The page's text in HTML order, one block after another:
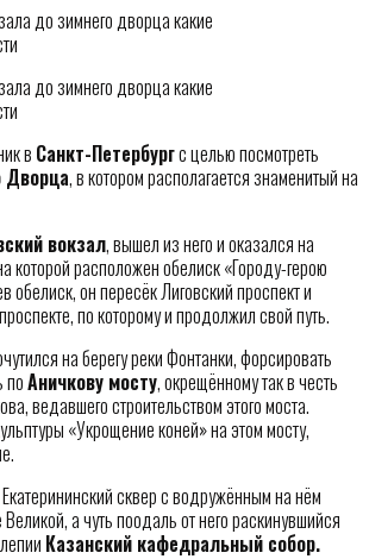
в Санкт-Петербургс целью посмотреть
Дворца, в котором располагается знаменитый на
вокзал, вышел из него и оказался на
которой расположен обелиск «Городу-герою
обелиск, он пересёк Лиговский проспект и
по которому и продолжил свой путь.
на берегу реки Фонтанки, форсировать
поАничкову мосту, окрещённому так в честь
ведавшего строительством этого моста.
«Укрощение коней» на этом мосту,
сквер с водружённым на нём
а чуть поодаль от него раскинувшийся
Казанский кафедральный собор.